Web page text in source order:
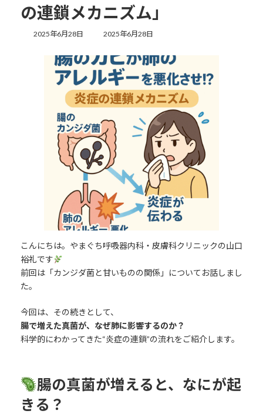
の連鎖メカニズム」
2025年6月28日
最
更
新
日
時
:
2025年6月28日
こんにちは。やまぐち呼吸器内科・皮膚科クリニックの山口
裕礼です
前回は「カンジダ菌と甘いものの関係」についてお話しまし
た。
今回は、その続きとして、
腸で増えた真菌が、なぜ肺に影響するのか？
科学的にわかってきた“炎症の連鎖”の流れをご紹介します。
腸の真菌が増えると、なにが起
きる？